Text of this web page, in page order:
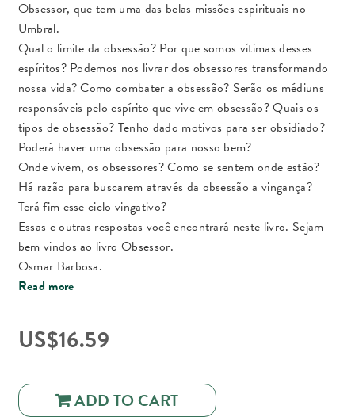
Obsessor, que tem uma das belas missões espirituais no
Umbral.
Qual o limite da obsessão? Por que somos vítimas desses
espíritos? Podemos nos livrar dos obsessores transformando
nossa vida? Como combater a obsessão? Serão os médiuns
responsáveis pelo espírito que vive em obsessão? Quais os
tipos de obsessão? Tenho dado motivos para ser obsidiado?
Poderá haver uma obsessão para nosso bem?
Onde vivem, os obsessores? Como se sentem onde estão?
Há razão para buscarem através da obsessão a vingança?
Terá fim esse ciclo vingativo?
Essas e outras respostas você encontrará neste livro. Sejam
bem vindos ao livro Obsessor.
Osmar Barbosa.
Read more
US$16.59
ADD TO CART